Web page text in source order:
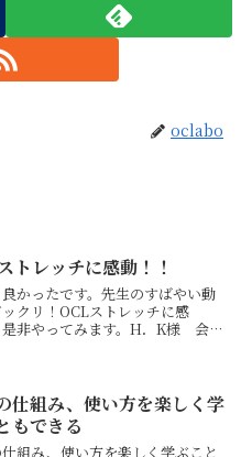
oclabo
トレッチに感動！！
良かったです。先生のすばやい動
クリ！OCLストレッチに感
非やってみます。H．K様 会社
仕組み、使い方を楽しく学
もできる
組み、使い方を楽しく学ぶこと